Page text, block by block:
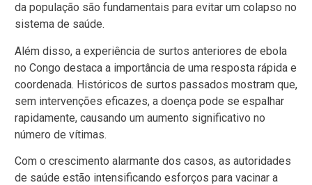
da população são fundamentais para evitar um colapso no
sistema de saúde.
Além disso, a experiência de surtos anteriores de ebola
no Congo destaca a importância de uma resposta rápida e
coordenada. Históricos de surtos passados mostram que,
sem intervenções eficazes, a doença pode se espalhar
rapidamente, causando um aumento significativo no
número de vítimas.
Com o crescimento alarmante dos casos, as autoridades
de saúde estão intensificando esforços para vacinar a